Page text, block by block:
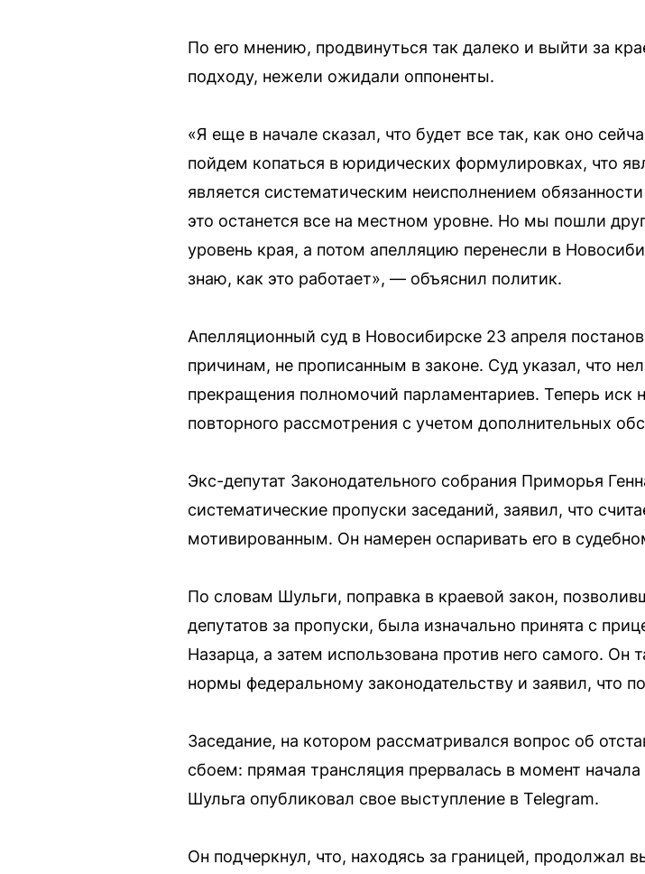
По его мнению, продвинуться так далеко и выйти за
подходу, нежели ожидали оппоненты.
«Я еще в начале сказал, что будет все так, как оно
пойдем копаться в юридических формулировках, что
является систематическим неисполнением
это останется все на местном уровне. Но мы пошли
уровень края, а потом апелляцию перенесли в
знаю, как это работает», — объяснил политик.
Апелляционный суд в Новосибирске 23 апреля
причинам, не прописанным в законе. Суд указал, что
прекращения полномочий парламентариев. Теперь иск
повторного рассмотрения с учетом дополнительных
Экс-депутат Законодательного собрания Приморья
систематические пропуски заседаний, заявил, что
мотивированным. Он намерен оспаривать его в
По словам Шульги, поправка в краевой закон,
депутатов за пропуски, была изначально принята с
Назарца, а затем использована против него самого. Он
нормы федеральному законодательству и заявил, что
Заседание, на котором рассматривался вопрос об
сбоем: прямая трансляция прервалась в момент
Шульга опубликовал свое выступление в Telegram.
Он подчеркнул, что, находясь за границей, продолжал